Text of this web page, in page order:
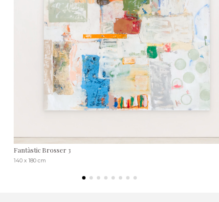
Fantàstic Brosser 3
140 x 180 cm